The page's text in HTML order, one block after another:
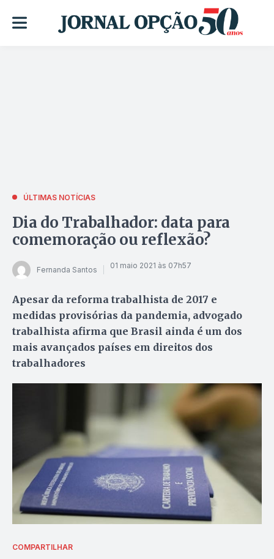
ÚLTIMAS NOTÍCIAS
Dia do Trabalhador: data para
comemoração ou reflexão?
Fernanda Santos 01 maio 2021 às 07h57
Apesar da reforma trabalhista de 2017 e
medidas provisórias da pandemia, advogado
trabalhista afirma que Brasil ainda é um dos
mais avançados países em direitos dos
trabalhadores
COMPARTILHAR